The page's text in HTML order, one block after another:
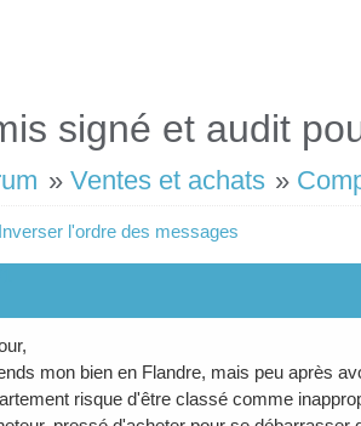
signé et audit
» Ventes et achats »
Inverser l'ordre des messages
mon bien en Flandre, mais peu après
risque d'être classé comme